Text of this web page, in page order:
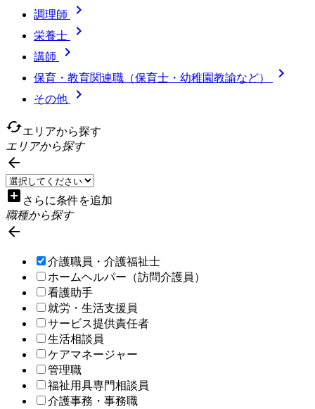
調理師 
栄養士 
講師 
保育・教育関連職（保育士・幼稚園教諭など） 
その他

cachedエリアから探す
エリアから探す

add_box さらに条件を追加
職種から探す

介護職員・介護福祉士
ホームヘルパー（訪問介護員）
看護助手
就労・生活支援員
サービス提供責任者
生活相談員
ケアマネージャー
管理職
福祉用具専門相談員
介護事務・事務職